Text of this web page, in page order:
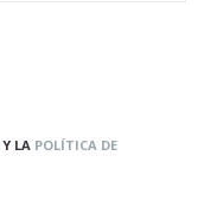
Y LA POLÍTICA DE